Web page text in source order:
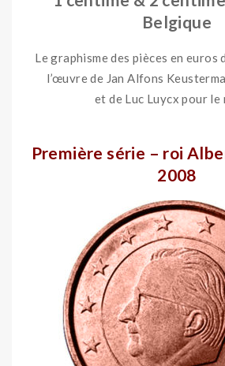
Belgique
Le graphisme des pièces en euros
l’œuvre de Jan Alfons
et de Luc Luycx pour le
Première série – roi
2008